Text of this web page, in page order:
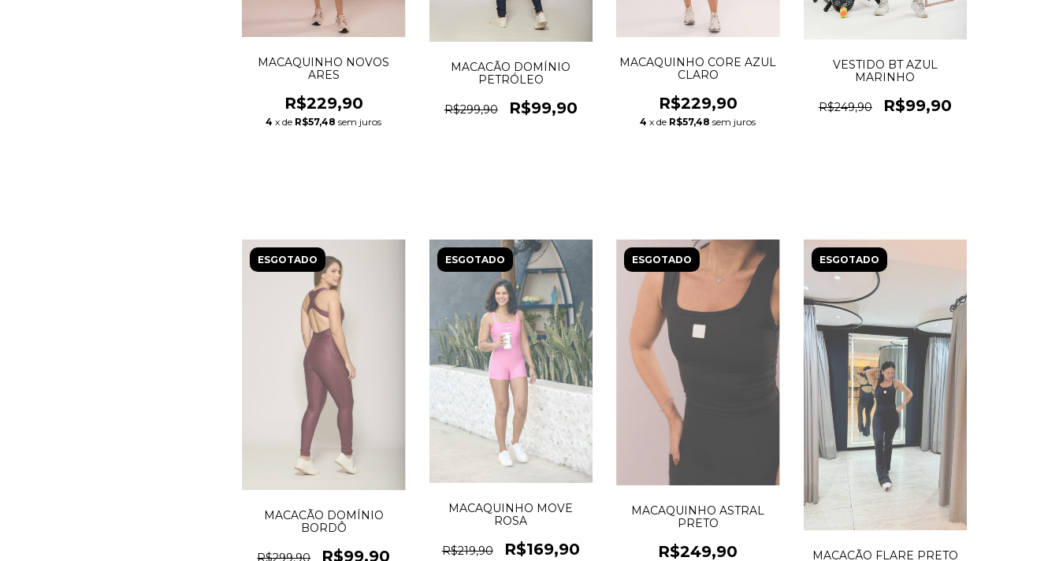
MACAQUINHO NOVOS
ARES
R$229,90
4 x de R$57,48 sem juros
MACACÃO DOMÍNIO
PETRÓLEO
R$299,90 R$99,90
MACAQUINHO CORE AZUL
CLARO
R$229,90
4 x de R$57,48 sem juros
VESTIDO BT AZUL
MARINHO
R$249,90 R$99,90
ESGOTADO
MACACÃO DOMÍNIO
BORDÔ
R$299,90 R$99,90
ESGOTADO
MACAQUINHO MOVE
ROSA
R$219,90 R$169,90
ESGOTADO
MACAQUINHO ASTRAL
PRETO
R$249,90
ESGOTADO
MACACÃO FLARE PRETO